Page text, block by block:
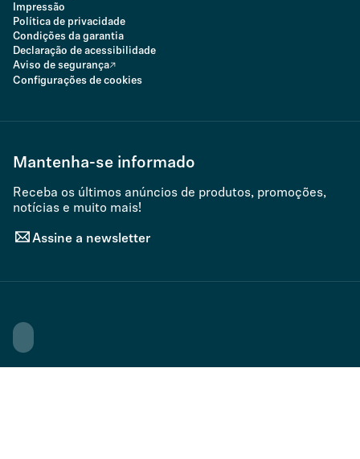
Impressão
Política de privacidade
Condições da garantia
Declaração de acessibilidade
Aviso de segurança
Configurações de cookies
Mantenha-se informado
Receba os últimos anúncios de produtos, promoções,
notícias e muito mais!
Assine a newsletter